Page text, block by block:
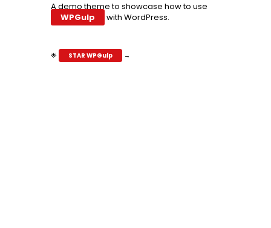
A demo theme to showcase how to use
WPGulp
with WordPress.
🌟 STAR WPGulp →